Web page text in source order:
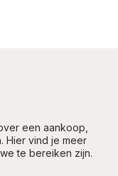
een aankoop,
Hier vind je meer
te bereiken zijn.